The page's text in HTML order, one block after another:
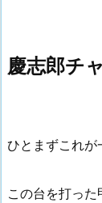
慶志郎チ
ひとまずこれが
この台を打った